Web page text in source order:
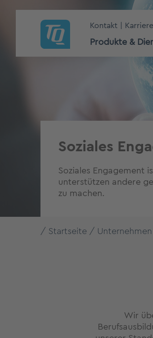
Kontakt Karriere
Produkte &
Soziales
Soziales Engagement
unterstützen andere
zu machen.
Startseite Unternehmen
Wir